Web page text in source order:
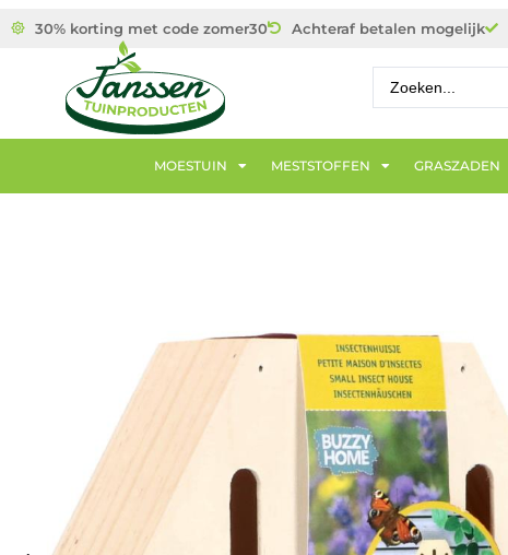
30% korting met code zomer30 Achteraf betalen mogelijk
MOESTUIN MESTSTOFFEN GRASZADEN